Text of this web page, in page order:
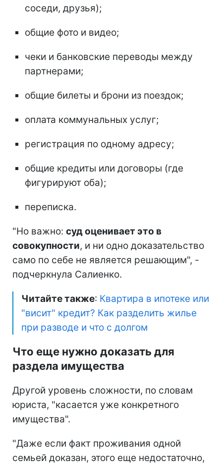
соседи, друзья);
общие фото и видео;
чеки и банковские переводы между
партнерами;
общие билеты и брони из поездок;
оплата коммунальных услуг;
регистрация по одному адресу;
общие кредиты или договоры (где
фигурируют оба);
переписка.
"Но важно: суд оценивает это в
совокупности, и ни одно доказательство
само по себе не является решающим", -
подчеркнула Салиенко.
Читайте также: Квартира в ипотеке или
"висит" кредит? Как разделить жилье
при разводе и что с долгом
Что еще нужно доказать для
раздела имущества
Другой уровень сложности, по словам
юриста, "касается уже конкретного
имущества".
"Даже если факт проживания одной
семьей доказан, этого еще недостаточно,